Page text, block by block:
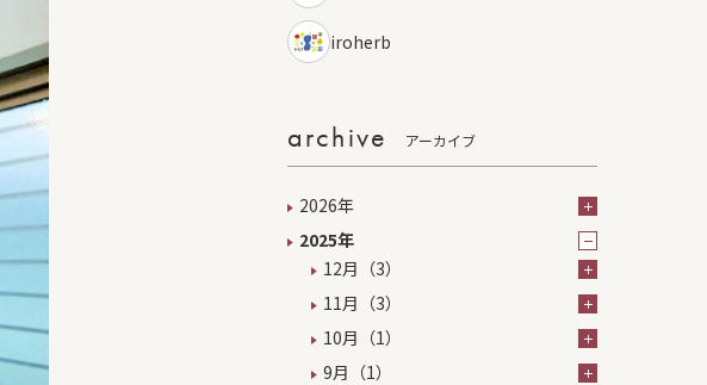
iroherb
archive アーカイブ
2026年
2025年
12月（3）
11月（3）
10月（1）
9月（1）